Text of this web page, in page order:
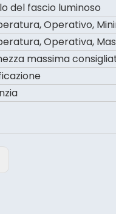
del fascio luminoso
Operativo,
Operativa,
massima